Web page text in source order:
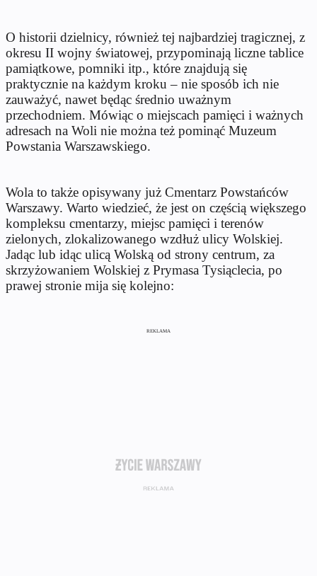
O historii dzielnicy, również tej najbardziej tragicznej, z
okresu II wojny światowej, przypominają liczne tablice
pamiątkowe, pomniki itp., które znajdują się
praktycznie na każdym kroku – nie sposób ich nie
zauważyć, nawet będąc średnio uważnym
przechodniem. Mówiąc o miejscach pamięci i ważnych
adresach na Woli nie można też pominąć Muzeum
Powstania Warszawskiego.
Wola to także opisywany już Cmentarz Powstańców
Warszawy. Warto wiedzieć, że jest on częścią większego
kompleksu cmentarzy, miejsc pamięci i terenów
zielonych, zlokalizowanego wzdłuż ulicy Wolskiej.
Jadąc lub idąc ulicą Wolską od strony centrum, za
skrzyżowaniem Wolskiej z Prymasa Tysiąclecia, po
prawej stronie mija się kolejno:
REKLAMA